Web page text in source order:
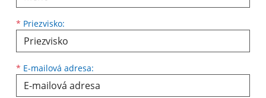
* Priezvisko:
* E-mailová adresa: